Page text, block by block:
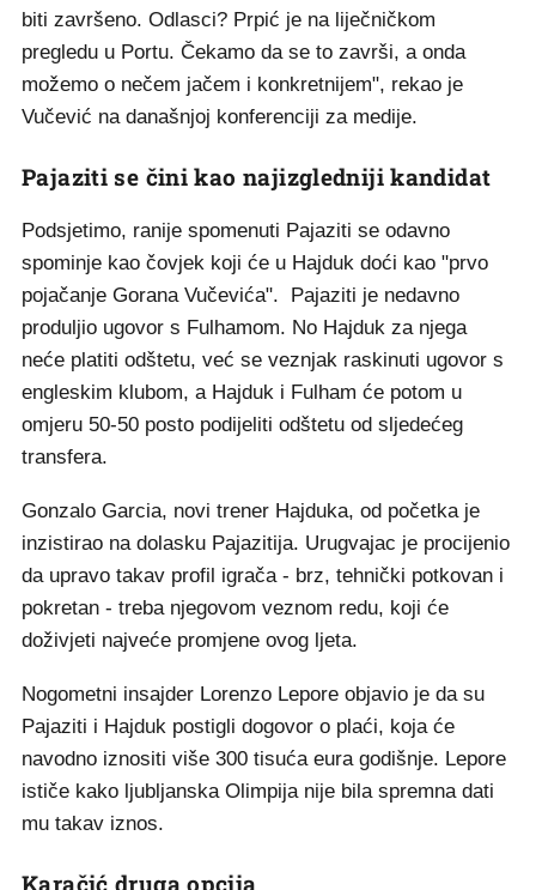
biti završeno. Odlasci? Prpić je na liječničkom
pregledu u Portu. Čekamo da se to završi, a onda
možemo o nečem jačem i konkretnijem", rekao je
Vučević na današnjoj konferenciji za medije.
Pajaziti se čini kao najizgledniji kandidat
Podsjetimo, ranije spomenuti Pajaziti se odavno
spominje kao čovjek koji će u Hajduk doći kao "prvo
pojačanje Gorana Vučevića". Pajaziti je nedavno
produljio ugovor s Fulhamom. No Hajduk za njega
neće platiti odštetu, već se veznjak raskinuti ugovor s
engleskim klubom, a Hajduk i Fulham će potom u
omjeru 50-50 posto podijeliti odštetu od sljedećeg
transfera.
Gonzalo Garcia, novi trener Hajduka, od početka je
inzistirao na dolasku Pajazitija. Urugvajac je procijenio
da upravo takav profil igrača - brz, tehnički potkovan i
pokretan - treba njegovom veznom redu, koji će
doživjeti najveće promjene ovog ljeta.
Nogometni insajder Lorenzo Lepore objavio je da su
Pajaziti i Hajduk postigli dogovor o plaći, koja će
navodno iznositi više 300 tisuća eura godišnje. Lepore
ističe kako ljubljanska Olimpija nije bila spremna dati
mu takav iznos.
Karačić druga opcija